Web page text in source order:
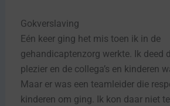
Gokverslaving
Eén keer ging het mis toen ik in de
gehandicaptenzorg werkte. Ik deed
plezier en de collega’s en kinderen
Maar er was een teamleider die
kinderen om ging. Ik kon daar niet